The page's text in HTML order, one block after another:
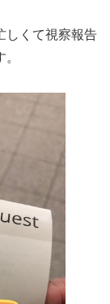
しくて視察報告